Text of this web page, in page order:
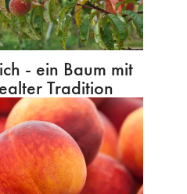
- ein Baum mit
Tradition